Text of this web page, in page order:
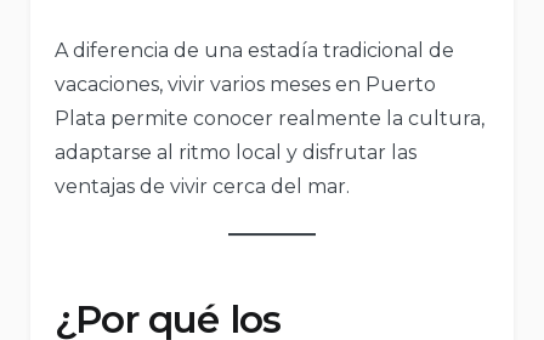
A diferencia de una estadía tradicional de
vacaciones, vivir varios meses en Puerto
Plata permite conocer realmente la cultura,
adaptarse al ritmo local y disfrutar las
ventajas de vivir cerca del mar.
¿Por qué los